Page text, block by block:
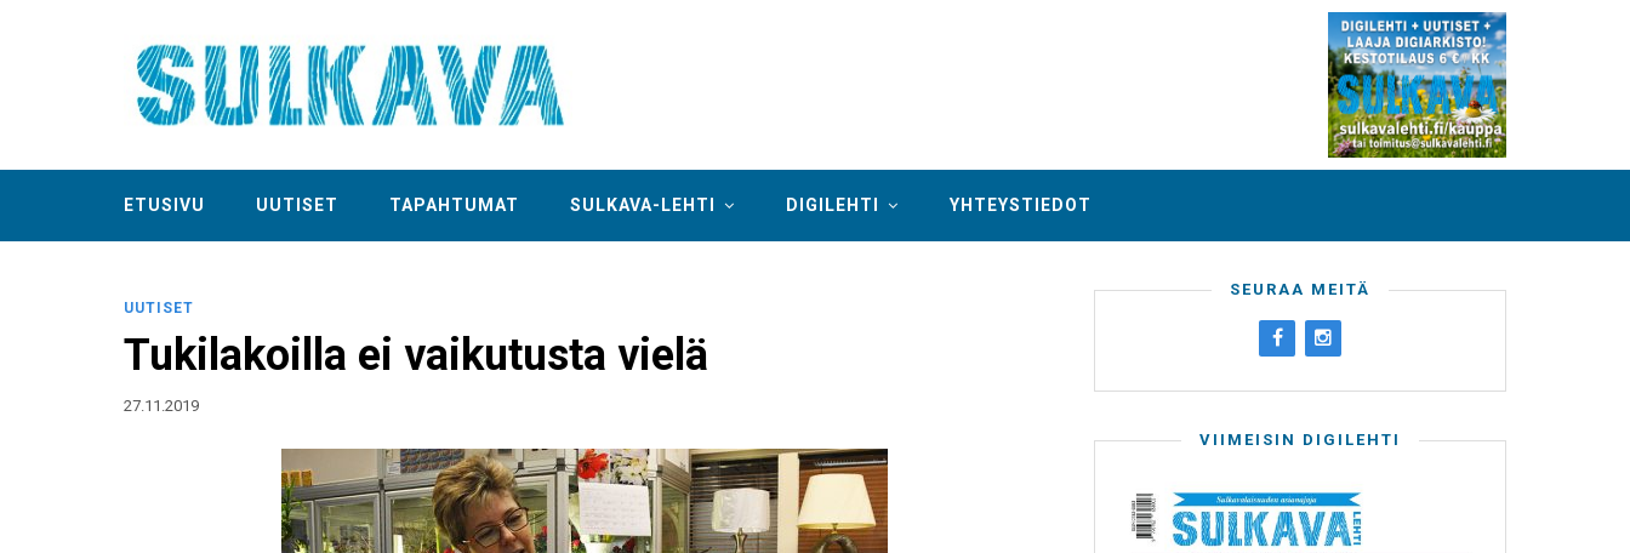
ETUSIVU UUTISET TAPAHTUMAT SULKAVA-LEHTI DIGILEHTI YHTEYSTIEDOT
UUTISET
Tukilakoilla ei vaikutusta vielä
27.11.2019
SEURAA MEITÄ
VIIMEISIN DIGILEHTI